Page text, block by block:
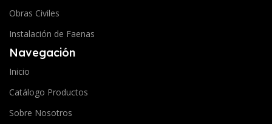
Obras Civiles
Instalación de Faenas
Navegación
Inicio
Catálogo Productos
Sobre Nosotros